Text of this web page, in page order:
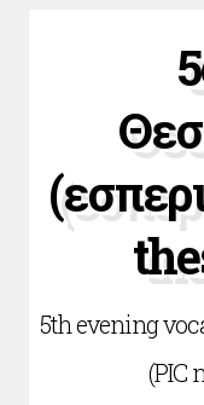
5th evening
(PIC